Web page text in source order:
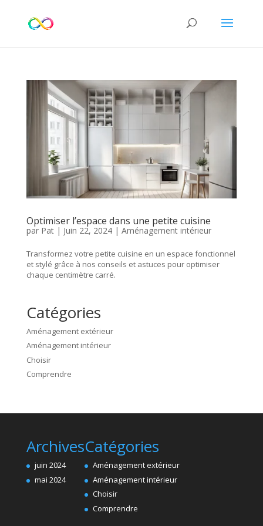
Optimiser l’espace dans une petite cuisine
par Pat| Juin 22, 2024| Aménagement intérieur
Transformez votre petite cuisine en un espace fonctionnel
et stylé grâce à nos conseils et astuces pour optimiser
chaque centimètre carré.
Catégories
Aménagement extérieur
Aménagement intérieur
Choisir
Comprendre
Archives
juin 2024
mai 2024
Catégories
Aménagement extérieur
Aménagement intérieur
Choisir
Comprendre